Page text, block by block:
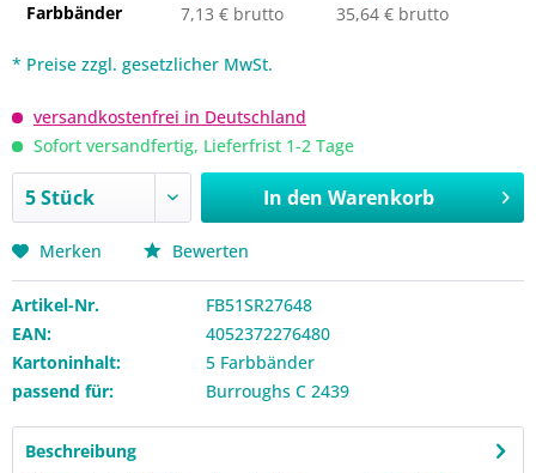
Farbbänder
7,13 € brutto 35,64 € brutto
* Preise zzgl. gesetzlicher MwSt.
versandkostenfrei in Deutschland
Sofort versandfertig, Lieferfrist 1-2 Tage
In den Warenkorb
Merken Bewerten
Artikel-Nr.
FB51SR27648
EAN:
4052372276480
Kartoninhalt:
5 Farbbänder
passend für:
Burroughs C 2439
Beschreibung